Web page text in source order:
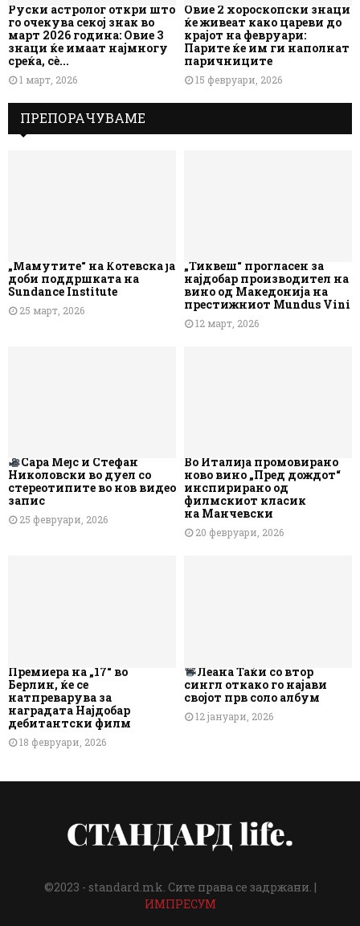
Руски астролог откри што
го очекува секој знак во
март 2026 година: Овие 3
знаци ќе имаат најмногу
среќа, сè...
1 март, 2026
Овие 2 хороскопски знаци
ќе живеат како цареви до
крајот на февруари:
Парите ќе им ги наполнат
паричниците
15 февруари, 2026
ПРЕПОРАЧУВАМЕ
„Мамутите“ на Котевска ја
доби поддршката на
Sundance Institute
25 март, 2026
„Тиквеш“ прогласен за
најдобар производител на
вино од Македонија на
престижниот Mundus Vini
12 март, 2026
Сара Мејс и Стефан
Николовски во дуел со
стереотипите во нов видео
запис
25 февруари, 2026
Во Италија промовирано
ново вино „Пред дождот“
инспирирано од
филмскиот класик
на Манчевски
20 февруари, 2026
Премиера на „17“ во
Берлин, ќе се
натпреварува за
наградата Најдобар
дебитантски филм
18 февруари, 2026
Леана Таќи со втор
сингл откако го најави
својот прв соло албум
12 јануари, 2026
©2023 - standard.mk. Сите права се задржани. |
ИМПРЕСУМ